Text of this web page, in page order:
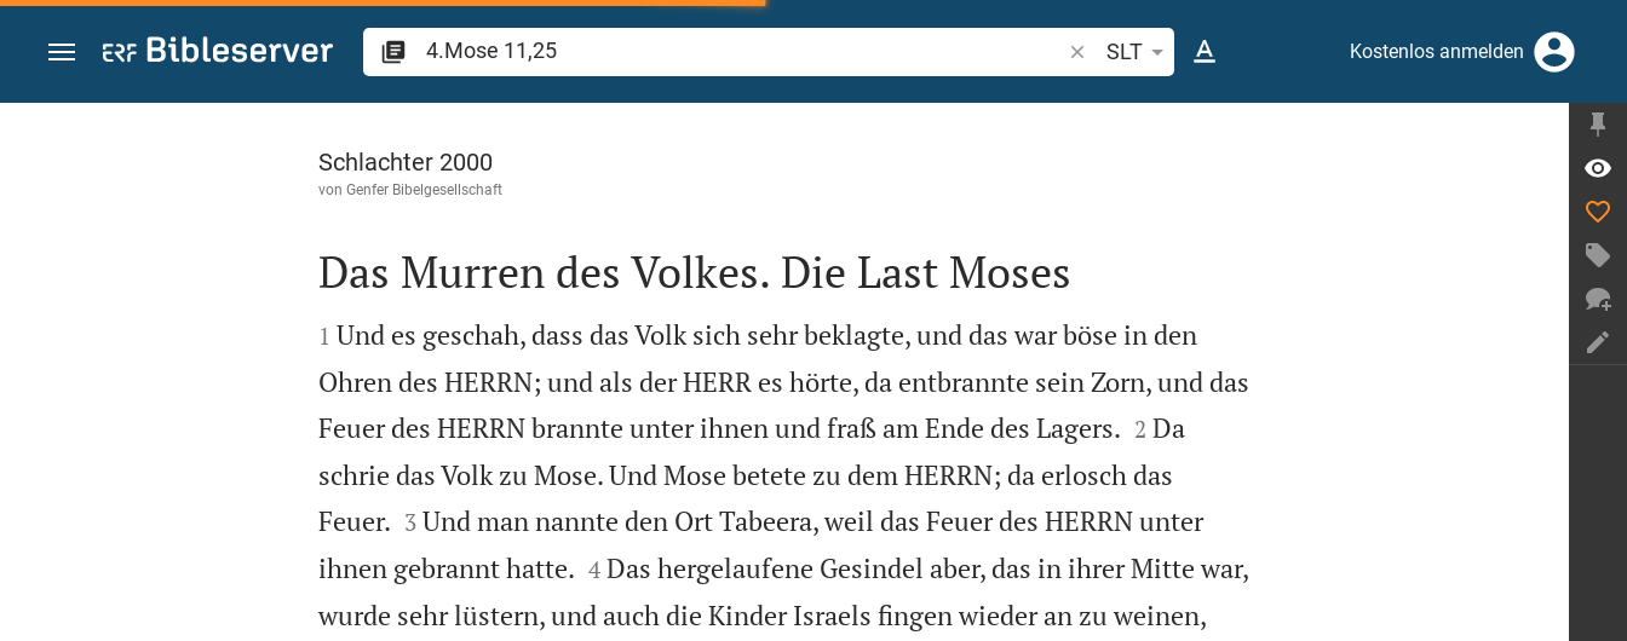
Zum Inhalt springen
Bibelstelle oder Begriff suchen
SLT Kostenlos anmelden
4.Mose 11
Schlachter 2000
von Genfer Bibelgesellschaft

Das Murren des Volkes. Die Last Moses

1 Und es geschah, dass das Volk sich sehr beklagte, und das war böse in den
Ohren des HERRN; und als der HERR es hörte, da entbrannte sein Zorn, und das
Feuer des HERRN brannte unter ihnen und fraß am Ende des Lagers.
2 Da
schrie das Volk zu Mose. Und Mose betete zu dem HERRN; da erlosch das
Feuer.
3 Und man nannte den Ort Tabeera, weil das Feuer des HERRN unter
ihnen gebrannt hatte.
4 Das hergelaufene Gesindel aber, das in ihrer Mitte war,
wurde sehr lüstern, und auch die Kinder Israels fingen wieder an zu weinen,